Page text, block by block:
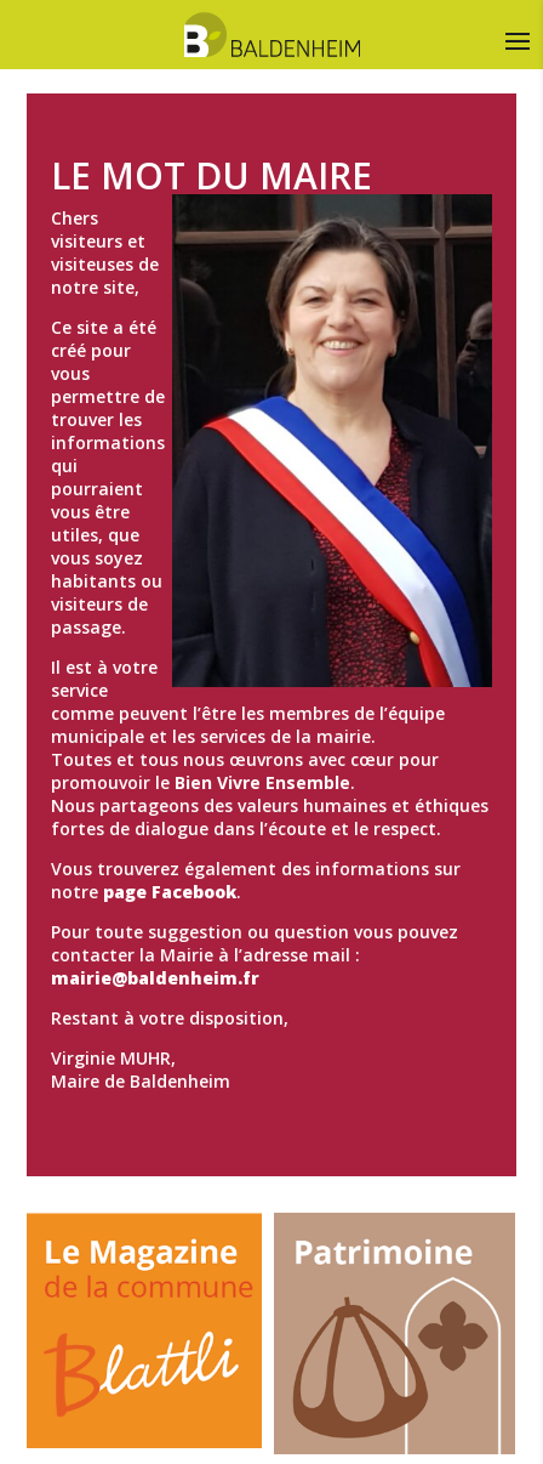
LE MOT DU MAIRE
Chers
visiteurs et
visiteuses de
notre site,
Ce site a été
créé pour
vous
permettre de
trouver les
informations
qui
pourraient
vous être
utiles, que
vous soyez
habitants ou
visiteurs de
passage.
Il est à votre
service
comme peuvent l’être les membres de l’équipe
municipale et les services de la mairie.
Toutes et tous nous œuvrons avec cœur pour
promouvoir le Bien Vivre Ensemble.
Nous partageons des valeurs humaines et éthiques
fortes de dialogue dans l’écoute et le respect.
Vous trouverez également des informations sur
notre page Facebook.
Pour toute suggestion ou question vous pouvez
contacter la Mairie à l’adresse mail :
mairie@baldenheim.fr
Restant à votre disposition,
Virginie MUHR,
Maire de Baldenheim